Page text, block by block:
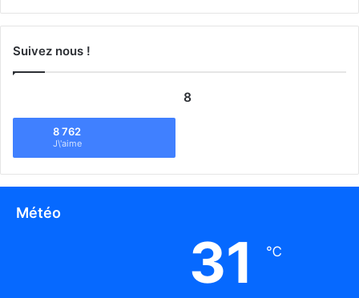
Suivez nous !
8
8 762
J\'aime
Météo
31 ℃